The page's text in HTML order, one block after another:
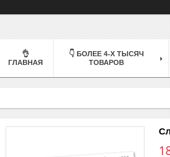
👌
ГЛАВНАЯ
👇 БОЛЕЕ 4-Х ТЫСЯЧ
ТОВАРОВ